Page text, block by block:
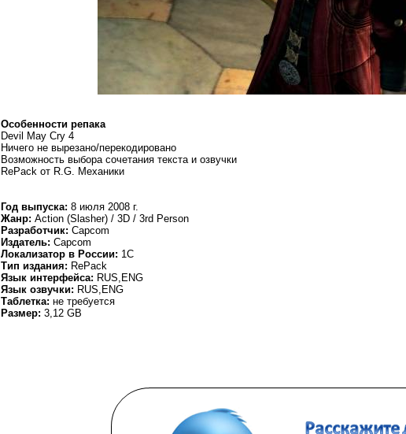
Особенности репака
Devil May Cry 4
Ничего не вырезано/перекодировано
Возможность выбора сочетания текста и озвучки
RePack от R.G. Механики
Год выпуска: 8 июля 2008 г.
Жанр: Action (Slasher) / 3D / 3rd Person
Разработчик: Capcom
Издатель: Capcom
Локализатор в России: 1C
Тип издания: RePack
Язык интерфейса: RUS,ENG
Язык озвучки: RUS,ENG
Таблетка: не требуется
Размер: 3,12 GB